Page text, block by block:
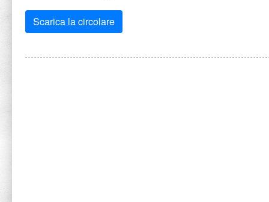
Scarica la circolare